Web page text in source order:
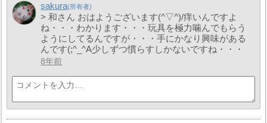
sakura
> 和さん おはようございます(^▽^)/痒いんですよ
ね・・・わかります・・・玩具を極力噛んでもらう
ようにしてるんですが・・・手にかなり興味がある
んです(;^_^A少しずつ慣らすしかないですね・・・
8年前